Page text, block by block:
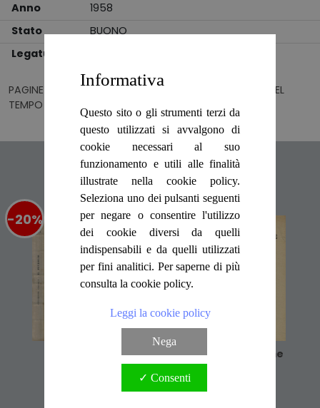
Anno
1958
Stato
BUONO
Legatura
PAGINE IN BUONO STATO, COPERTA CON LIEVI SEGNI DEL
TEMPO E CON BORDI STANCHI Numero Pagine 92
Articoli suggeriti
-20%% -20% %
Le Materie Prime
Cod. GGG0705
Informativa
Questo sito o gli strumenti terzi da
questo utilizzati si avvalgono di
cookie necessari al suo
funzionamento e utili alle finalità
illustrate nella cookie policy.
Seleziona uno dei pulsanti seguenti
per negare o consentire l'utilizzo
dei cookie diversi da quelli
indispensabili e da quelli utilizzati
per fini analitici. Per saperne di più
consulta la cookie policy.
Leggi la cookie policy
Nega
✓ Consenti